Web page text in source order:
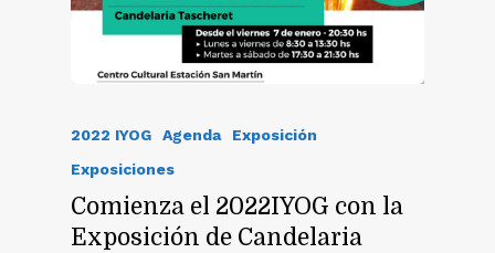
2022 IYOG Agenda
Exposición
Exposiciones
Comienza el 2022IYOG con la
Exposición de Candelaria